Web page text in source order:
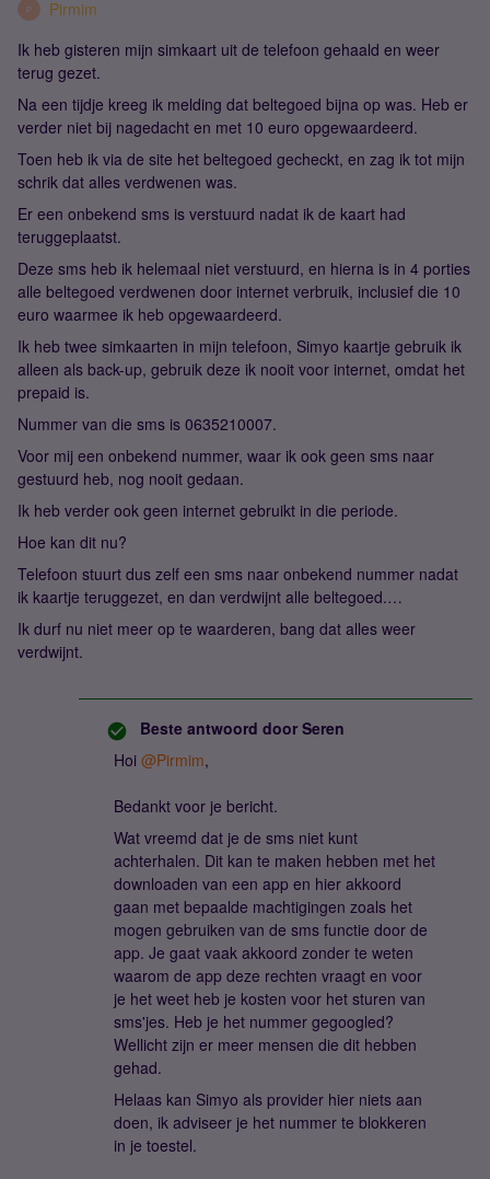
P
Pirmim
Ik heb gisteren mijn simkaart uit de telefoon gehaald en weer
terug gezet.
Na een tijdje kreeg ik melding dat beltegoed bijna op was. Heb er
verder niet bij nagedacht en met 10 euro opgewaardeerd.
Toen heb ik via de site het beltegoed gecheckt, en zag ik tot mijn
schrik dat alles verdwenen was.
Er een onbekend sms is verstuurd nadat ik de kaart had
teruggeplaatst.
Deze sms heb ik helemaal niet verstuurd, en hierna is in 4 porties
alle beltegoed verdwenen door internet verbruik, inclusief die 10
euro waarmee ik heb opgewaardeerd.
Ik heb twee simkaarten in mijn telefoon, Simyo kaartje gebruik ik
alleen als back-up, gebruik deze ik nooit voor internet, omdat het
prepaid is.
Nummer van die sms is 0635210007.
Voor mij een onbekend nummer, waar ik ook geen sms naar
gestuurd heb, nog nooit gedaan.
Ik heb verder ook geen internet gebruikt in die periode.
Hoe kan dit nu?
Telefoon stuurt dus zelf een sms naar onbekend nummer nadat
ik kaartje teruggezet, en dan verdwijnt alle beltegoed.…
Ik durf nu niet meer op te waarderen, bang dat alles weer
verdwijnt.
Beste antwoord door Seren
Hoi @Pirmim,
Bedankt voor je bericht.
Wat vreemd dat je de sms niet kunt
achterhalen. Dit kan te maken hebben met het
downloaden van een app en hier akkoord
gaan met bepaalde machtigingen zoals het
mogen gebruiken van de sms functie door de
app. Je gaat vaak akkoord zonder te weten
waarom de app deze rechten vraagt en voor
je het weet heb je kosten voor het sturen van
sms'jes. Heb je het nummer gegoogled?
Wellicht zijn er meer mensen die dit hebben
gehad.
Helaas kan Simyo als provider hier niets aan
doen, ik adviseer je het nummer te blokkeren
in je toestel.